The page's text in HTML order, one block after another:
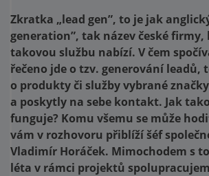
Zkratka „lead gen”, to je jak
generation”, tak název české
takovou službu nabízí. V čem
řečeno jde o tzv. generování leadů,
o produkty či služby vybrané
a poskytly na sebe kontakt. Jak
funguje? Komu všemu se může
vám v rozhovoru přiblíží šéf
Vladimír Horáček. Mimochodem s
léta v rámci projektů